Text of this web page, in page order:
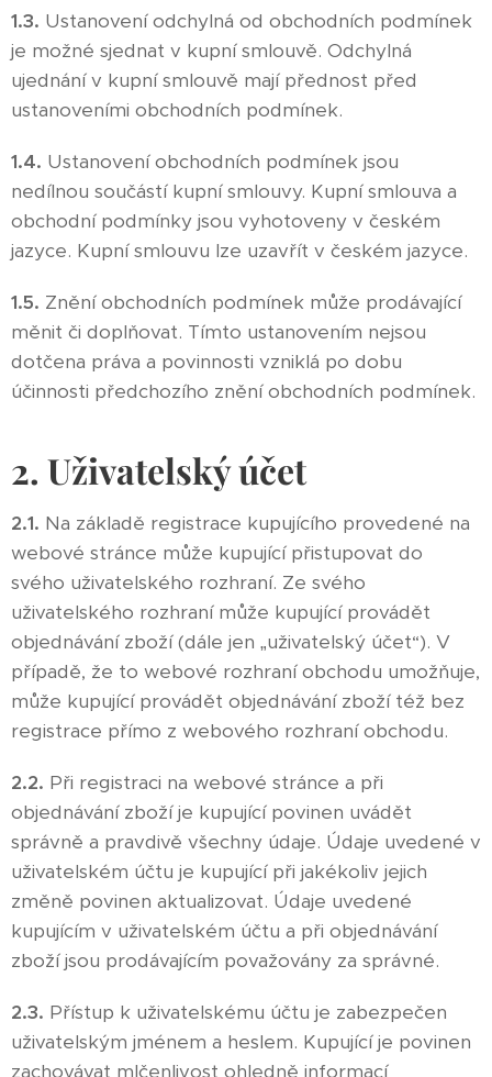
1.3. Ustanovení odchylná od obchodních podmínek
je možné sjednat v kupní smlouvě. Odchylná
ujednání v kupní smlouvě mají přednost před
ustanoveními obchodních podmínek.
1.4. Ustanovení obchodních podmínek jsou
nedílnou součástí kupní smlouvy. Kupní smlouva a
obchodní podmínky jsou vyhotoveny v českém
jazyce. Kupní smlouvu lze uzavřít v českém jazyce.
1.5. Znění obchodních podmínek může prodávající
měnit či doplňovat. Tímto ustanovením nejsou
dotčena práva a povinnosti vzniklá po dobu
účinnosti předchozího znění obchodních podmínek.
2. Uživatelský účet
2.1. Na základě registrace kupujícího provedené na
webové stránce může kupující přistupovat do
svého uživatelského rozhraní. Ze svého
uživatelského rozhraní může kupující provádět
objednávání zboží (dále jen „uživatelský účet“). V
případě, že to webové rozhraní obchodu umožňuje,
může kupující provádět objednávání zboží též bez
registrace přímo z webového rozhraní obchodu.
2.2. Při registraci na webové stránce a při
objednávání zboží je kupující povinen uvádět
správně a pravdivě všechny údaje. Údaje uvedené v
uživatelském účtu je kupující při jakékoliv jejich
změně povinen aktualizovat. Údaje uvedené
kupujícím v uživatelském účtu a při objednávání
zboží jsou prodávajícím považovány za správné.
2.3. Přístup k uživatelskému účtu je zabezpečen
uživatelským jménem a heslem. Kupující je povinen
zachovávat mlčenlivost ohledně informací